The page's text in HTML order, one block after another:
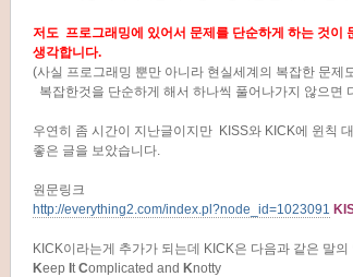
저도 프로그래밍에 있어서 문제를 단순하게 하는 것이
생각합니다.
(사실 프로그래밍 뿐만 아니라 현실세계의 복잡한 문제
복잡한것을 단순하게 해서 하나씩 풀어나가지 않으면
우연히 좀 시간이 지난글이지만 KISS와 KICK에 윈칙
좋은 글을 보았습니다.
원문링크
http://everything2.com/index.pl?node_id=1023091
KICK이라는게 추가가 되는데 KICK은 다음과 같은 말
Keep tComplicated and Knotty